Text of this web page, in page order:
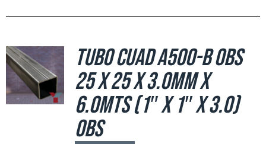
Tubo Cuad A500-B OBS
25 x 25 x 3.0mm x
6.0mts (1″ x 1″ X 3.0)
OBS